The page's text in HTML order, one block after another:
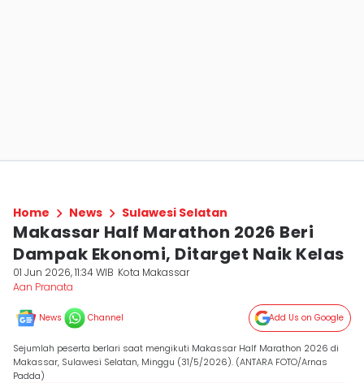
Home News Sulawesi Selatan
Makassar Half Marathon 2026 Beri
Dampak Ekonomi, Ditarget Naik Kelas
01 Jun 2026, 11:34 WIB Kota Makassar
Aan Pranata
News Channel Add Us on Google
Sejumlah peserta berlari saat mengikuti Makassar Half Marathon 2026 di
Makassar, Sulawesi Selatan, Minggu (31/5/2026). (ANTARA FOTO/Arnas
Padda)